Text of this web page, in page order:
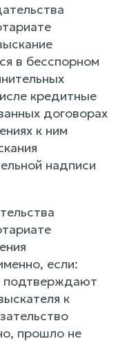
в бесспорном
кредитные
договорах
к ним
надписи
если:
подтверждают
к
прошло не